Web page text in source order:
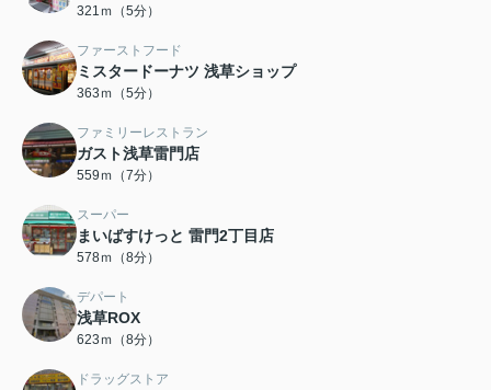
321ｍ（5分）
ファーストフード
ミスタードーナツ 浅草ショップ
363ｍ（5分）
ファミリーレストラン
ガスト浅草雷門店
559ｍ（7分）
スーパー
まいばすけっと 雷門2丁目店
578ｍ（8分）
デパート
浅草ROX
623ｍ（8分）
ドラッグストア